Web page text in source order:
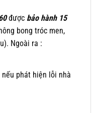
được bảo hành 15
bong tróc men,
Ngoài ra :
phát hiện lỗi nhà